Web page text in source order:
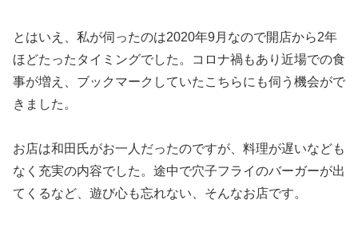
とはいえ、私が伺ったのは2020年9月なので開店から2年
ほどたったタイミングでした。コロナ禍もあり近場での食
事が増え、ブックマークしていたこちらにも伺う機会がで
きました。
お店は和田氏がお一人だったのですが、料理が遅いなども
なく充実の内容でした。途中で穴子フライのバーガーが出
てくるなど、遊び心も忘れない、そんなお店です。